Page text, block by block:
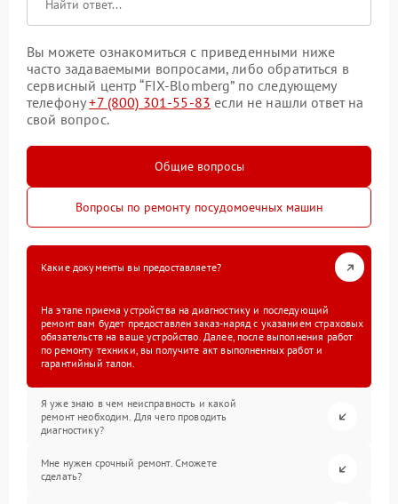
Вы можете ознакомиться с приведенными ниже
часто задаваемыми вопросами, либо обратиться в
сервисный центр “FIX-Blomberg” по следующему
телефону+7 (800) 301-55-83 если не нашли ответ на
свой вопрос.
Общие вопросы
Вопросы по ремонту посудомоечных машин
Какие документы вы предоставляете?
На этапе приема устройства на диагностику и последующий
ремонт вам будет предоставлен заказ-наряд с указанием страховых
обязательств на ваше устройство. Далее, после выполнения работ
по ремонту техники, вы получите акт выполненных работ и
гарантийный талон.
Я уже знаю в чем неисправность и какой
ремонт необходим. Для чего проводить
диагностику?
Мне нужен срочный ремонт. Сможете
сделать?